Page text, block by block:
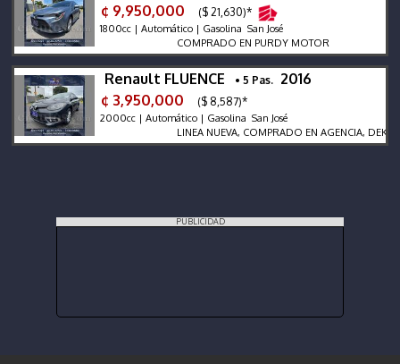
¢ 9,950,000
($ 21,630)*
1800cc | Automático | Gasolina San José
COMPRADO EN PURDY MOTOR
Renault FLUENCE • 5 Pas. 2016
¢ 3,950,000
($ 8,587)*
2000cc | Automático | Gasolina San José
LINEA NUEVA, COMPRADO EN AGENCIA, DEKRA
PUBLICIDAD